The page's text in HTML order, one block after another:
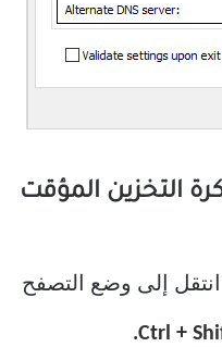
التخزين المؤقت
انتقل إلى وضع التصفح